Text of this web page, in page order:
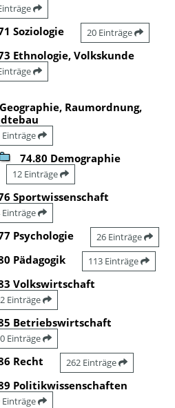
Soziologie 20 Einträge
Ethnologie, Volkskunde
Raumordnung,
Einträge
74.80 Demographie
12 Einträge
Sportwissenschaft
Einträge
Psychologie 26 Einträge
Pädagogik 113 Einträge
Volkswirtschaft
Einträge
Betriebswirtschaft
Einträge
Recht 262 Einträge
Politikwissenschaften
Einträge